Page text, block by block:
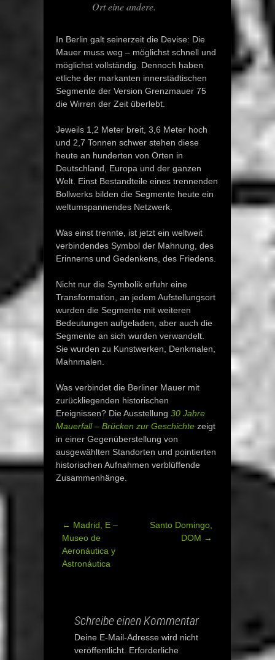
Ort eine andere.
In Berlin galt seinerzeit die Devise: Die
Mauer muss weg – möglichst schnell und
möglichst vollständig. Dennoch haben
etliche der markanten innerstädtischen
Segmente der Version Grenzmauer 75
die Wirren der Zeit überlebt.
Jeweils 1,2 Meter breit, 3,6 Meter hoch
und 2,7 Tonnen schwer stehen diese
heute an hunderten von Orten in
Deutschland, Europa und der ganzen
Welt. Einst Bestandteile eines trennenden
Bollwerks bilden die Segmente heute ein
weltumspannendes Netzwerk.
Was einst trennte, ist jetzt ein weltweit
verbindendes Symbol der Mahnung, des
Erinnerns und Gedenkens, des Friedens.
Nicht nur die Symbolik erfuhr eine
Transformation, an jedem Aufstellungsort
wurden die Segmente mit weiteren
Bedeutungen aufgeladen, aber auch die
Segmente an sich wurden verwandelt.
Sie wurden zu Kunstwerken, Denkmalen,
Mahnmalen.
Was verbindet die Berliner Mauer mit
zurückliegenden historischen
Ereignissen? Die Ausstellung 30 Jahre
Mauerfall – Brücken zur Geschichte zeigt
in einer Gegenüberstellung von
ausgewählten Standorten und pointierten
historischen Aufnahmen verblüffende
Zusammenhänge.
Post
navigation
← Madrid, E –
Museo de
Aeronáutica y
Astronáutica
Santo Domingo,
DOM →
Schreibe einen Kommentar
Deine E-Mail-Adresse wird nicht
veröffentlicht. Erforderliche